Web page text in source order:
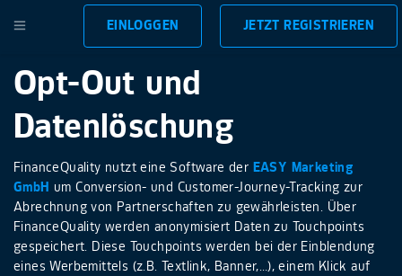
EINLOGGEN JETZT REGISTRIEREN
Opt-Out und
Datenlöschung
FinanceQuality nutzt eine Software der EASY Marketing
GmbH um Conversion- und Customer-Journey-Tracking zur
Abrechnung von Partnerschaften zu gewährleisten. Über
FinanceQuality werden anonymisiert Daten zu Touchpoints
gespeichert. Diese Touchpoints werden bei der Einblendung
eines Werbemittels (z.B. Textlink, Banner,…), einem Klick auf